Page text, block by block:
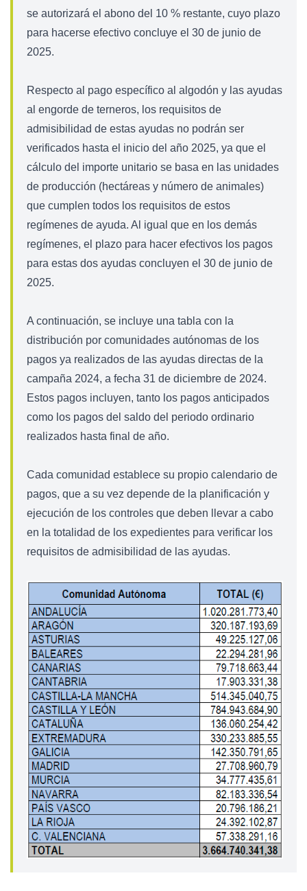
se autorizará el abono del 10 % restante, cuyo plazo
para hacerse efectivo concluye el 30 de junio de
2025.
Respecto al pago específico al algodón y las ayudas
al engorde de terneros, los requisitos de
admisibilidad de estas ayudas no podrán ser
verificados hasta el inicio del año 2025, ya que el
cálculo del importe unitario se basa en las unidades
de producción (hectáreas y número de animales)
que cumplen todos los requisitos de estos
regímenes de ayuda. Al igual que en los demás
regímenes, el plazo para hacer efectivos los pagos
para estas dos ayudas concluyen el 30 de junio de
2025.
A continuación, se incluye una tabla con la
distribución por comunidades autónomas de los
pagos ya realizados de las ayudas directas de la
campaña 2024, a fecha 31 de diciembre de 2024.
Estos pagos incluyen, tanto los pagos anticipados
como los pagos del saldo del periodo ordinario
realizados hasta final de año.
Cada comunidad establece su propio calendario de
pagos, que a su vez depende de la planificación y
ejecución de los controles que deben llevar a cabo
en la totalidad de los expedientes para verificar los
requisitos de admisibilidad de las ayudas.